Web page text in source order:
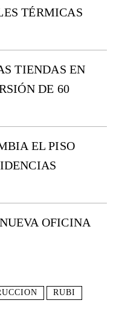
TÉRMICAS
TIENDAS EN
DE 60
EL PISO
OFICINA
RUBI